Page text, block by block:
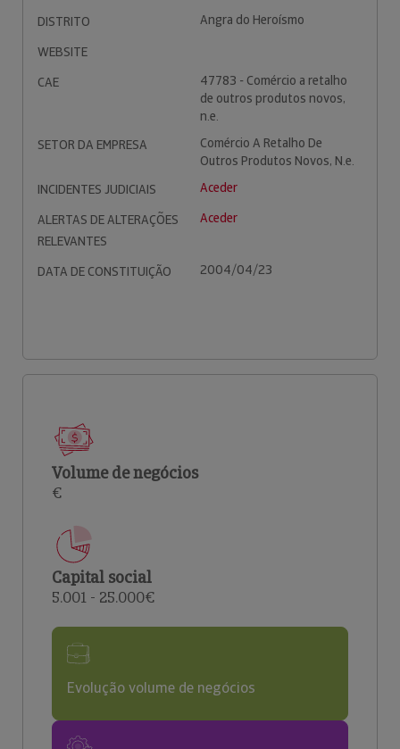
DISTRITO
Angra do Heroísmo
WEBSITE
CAE
47783 - Comércio a retalho
de outros produtos novos,
n.e.
SETOR DA EMPRESA
Comércio A Retalho De
Outros Produtos Novos, N.e.
INCIDENTES JUDICIAIS
Aceder
ALERTAS DE ALTERAÇÕES
RELEVANTES
Aceder
DATA DE CONSTITUIÇÃO 2004/04/23
Volume de negócios
€
Capital social
5.001 - 25.000€
Evolução volume de negócios